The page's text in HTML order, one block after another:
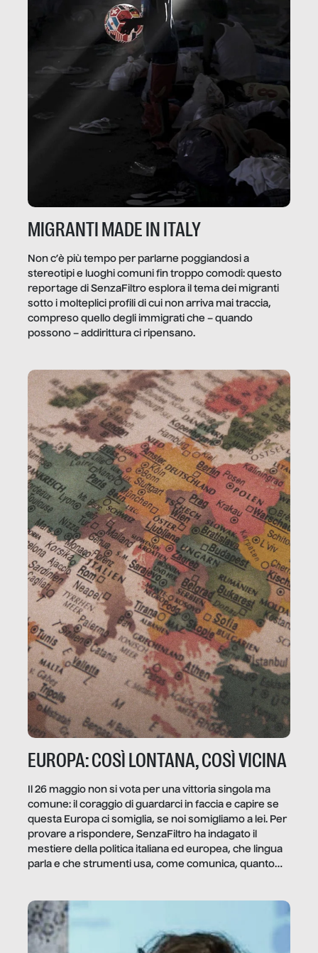
MIGRANTI MADE IN ITALY
Non c’è più tempo per parlarne poggiandosi a
stereotipi e luoghi comuni fin troppo comodi: questo
reportage di SenzaFiltro esplora il tema dei migranti
sotto i molteplici profili di cui non arriva mai traccia,
compreso quello degli immigrati che – quando
possono – addirittura ci ripensano.
EUROPA: COSÌ LONTANA, COSÌ VICINA
Il 26 maggio non si vota per una vittoria singola ma
comune: il coraggio di guardarci in faccia e capire se
questa Europa ci somiglia, se noi somigliamo a lei. Per
provare a rispondere, SenzaFiltro ha indagato il
mestiere della politica italiana ed europea, che lingua
parla e che strumenti usa, come comunica, quanto